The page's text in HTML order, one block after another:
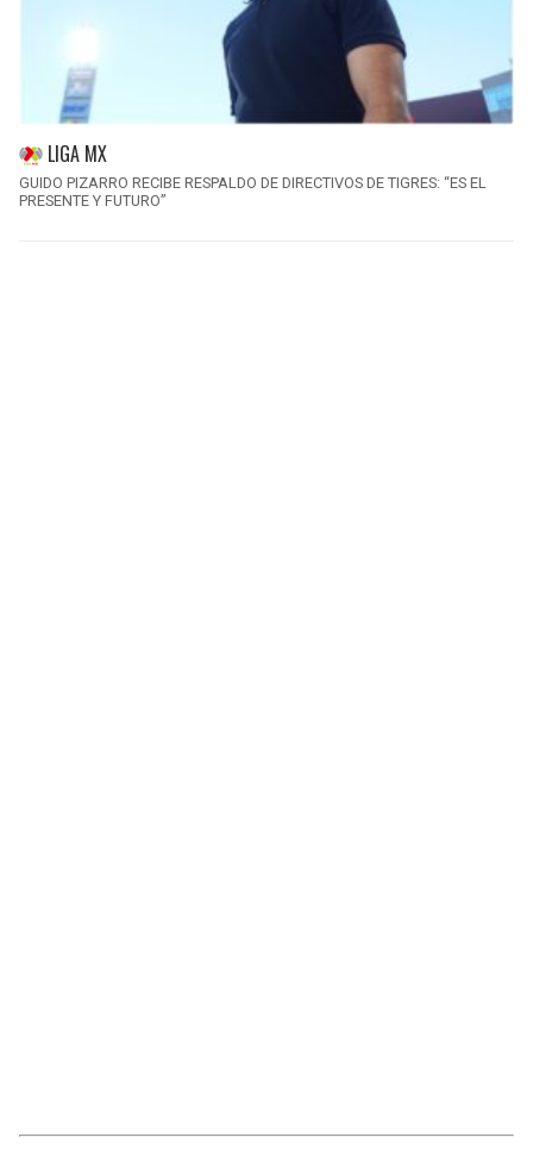
LIGA MX
GUIDO PIZARRO RECIBE RESPALDO DE DIRECTIVOS DE TIGRES: “ES EL
PRESENTE Y FUTURO”